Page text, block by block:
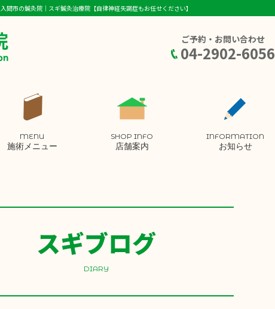
入間市の鍼灸院｜スギ鍼灸治療院【自律神経失調症もお任せください】
ご予約・お問い合わせ
04-2902-6056
施術メニュー
MENU
店舗案内
SHOP INFO
お知らせ
INFORMATION
スギブログ
DIARY